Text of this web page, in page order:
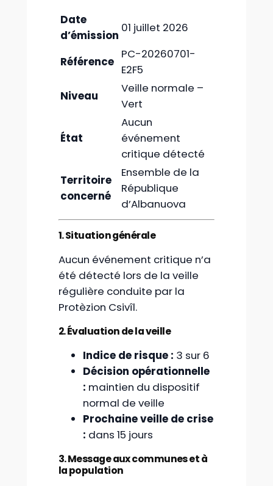
Date
d’émission
01 juillet 2026
Référence
PC-20260701-
E2F5
Niveau
Veille normale –
Vert
État
Aucun
événement
critique détecté
Territoire
concerné
Ensemble de la
République
d’Albanuova
1. Situation générale
Aucun événement critique n’a
été détecté lors de la veille
régulière conduite par la
Protèzion Csivîl.
2. Évaluation de la veille
Indice de risque : 3 sur 6
Décision opérationnelle
: maintien du dispositif
normal de veille
Prochaine veille de crise
: dans 15 jours
3. Message aux communes et à
la population